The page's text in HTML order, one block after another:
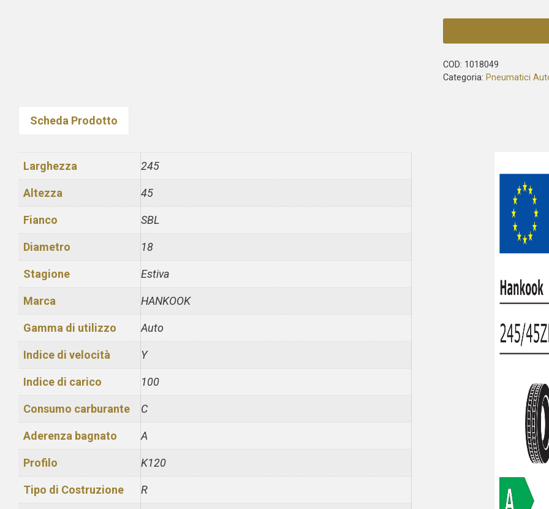
COD: 1018049
Categoria: Pneumatici
Scheda Prodotto
Larghezza 245
Altezza 45
Fianco SBL
Diametro 18
Stagione Estiva
Marca HANKOOK
Gamma di utilizzo Auto
Indice di velocità Y
Indice di carico 100
Consumo carburante C
Aderenza bagnato A
Profilo K120
Tipo di Costruzione R